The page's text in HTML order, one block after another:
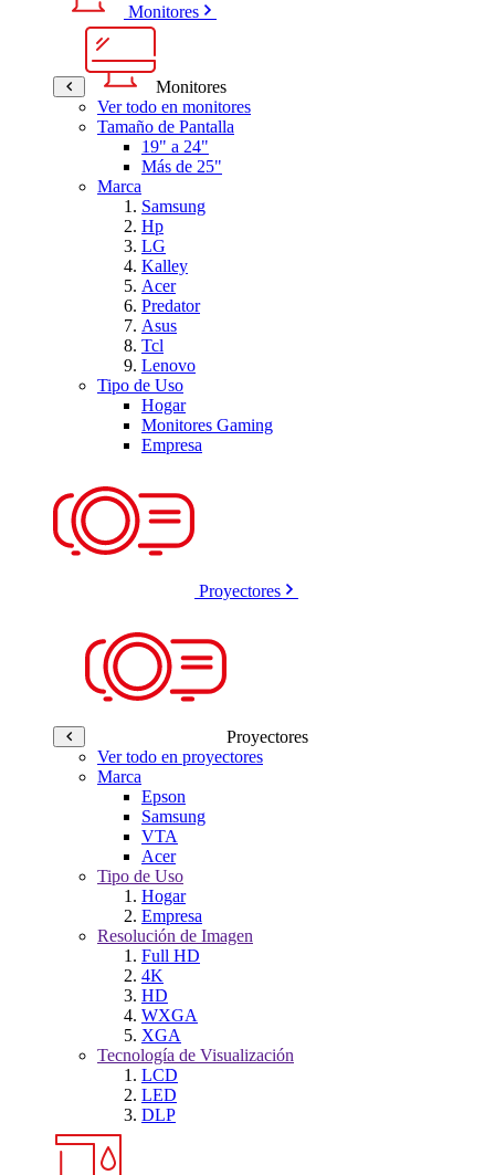
Monitores
Monitores
Ver todo en monitores
Tamaño de Pantalla
19" a 24"
Más de 25"
Marca
Samsung
Hp
LG
Kalley
Acer
Predator
Asus
Tcl
Lenovo
Tipo de Uso
Hogar
Monitores Gaming
Empresa
Proyectores
Proyectores
Ver todo en proyectores
Marca
Epson
Samsung
VTA
Acer
Tipo de Uso
Hogar
Empresa
Resolución de Imagen
Full HD
4K
HD
WXGA
XGA
Tecnología de Visualización
LCD
LED
DLP